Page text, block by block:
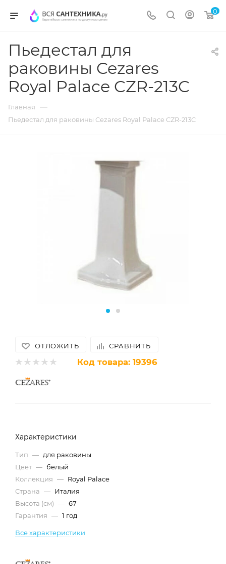
0
Пьедестал для
раковины Cezares
Royal Palace CZR-213C
Главная —
Пьедестал для раковины Cezares Royal Palace CZR-213C
ОТЛОЖИТЬ СРАВНИТЬ
Код товара: 19396
Характеристики
Тип — для раковины
Цвет — белый
Коллекция — Royal Palace
Страна — Италия
Высота (см) — 67
Гарантия — 1 год
Все характеристики